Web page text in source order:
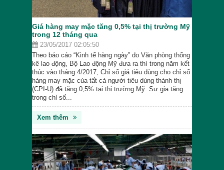
Giá hàng may mặc tăng 0,5% tại thị trường Mỹ
trong 12 tháng qua
23/05/2017 02:05:50
Theo báo cáo “Kinh tế hàng ngày” do Văn phòng thống
kê lao động, Bộ Lao động Mỹ đưa ra thì trong năm kết
thúc vào tháng 4/2017, Chỉ số giá tiêu dùng cho chỉ số
hàng may mặc của tất cả người tiêu dùng thành thị
(CPI-U) đã tăng 0,5% tại thị trường Mỹ. Sự gia tăng
trong chỉ số...
Xem thêm